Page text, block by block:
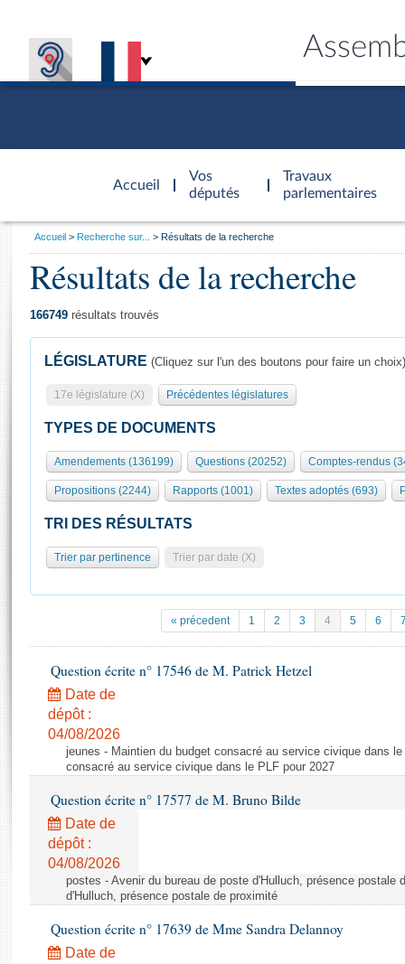
Accueil
d'accueil
Vos
députés
Travaux
parlementaires
Présidence
577 députés
Groupes politiques
Séance publique
Commissions et autres organes
Europe et International
Pétitions
Projets de loi
Propositions de loi
Amendements
Textes adoptés
Rapports législatifs
Rapports sur l'application des lois
Baromètre de l’application des lois
Dossiers législatifs
Budget et sécurité sociale
Général
Rôle et pouvoirs de l'Assemblée
Organisation de l'Assemblée
Présidence Conférence des Présidents Bureau Collège des
Statistiques et chiffres clés
Documents de référence
( Constitution | Règlement de l'Assemblée ... )
Histoire
Juniors
Anciennes législatures
Visiter l'Assemblée
Visite virtuelle du palais Bourbon
Assister à une séance
Contacts et plan d'accès
Photos libres de droit
Vous
Accueil Recherche sur... Résultats de la recherche
Résultats de la recherche
166749 résultats trouvés
LÉGISLATURE (Cliquez sur l'un des boutons pour faire un choix)
17e législature (X) Précédentes législatures
TYPES DE DOCUMENTS
Amendements (136199) Questions (20252) Comptes-rendus
Propositions (2244) Rapports (1001) Textes adoptés (693)
TRI DES RÉSULTATS
Trier par pertinence Trier par date (X)
« précedent 1 2 3 4 5 6
Question écrite n° 17546 de M. Patrick Hetzel
Date de
dépôt :
04/08/2026
jeunes - Maintien du budget consacré au service civique dans
consacré au service civique dans le PLF pour 2027
Question écrite n° 17577 de M. Bruno Bilde
Date de
dépôt :
04/08/2026
postes - Avenir du bureau de poste d'Hulluch, présence postale
d'Hulluch, présence postale de proximité
Question écrite n° 17639 de Mme Sandra Delannoy
Date de